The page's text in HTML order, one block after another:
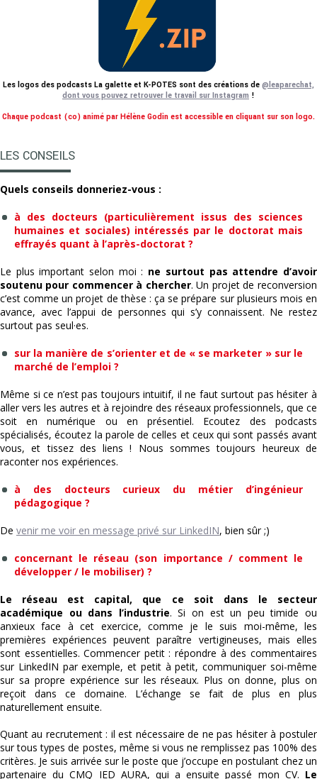
Les logos des podcasts La galette et K-POTES sont des créations de @leaparechat,
dont vous pouvez retrouver le travail sur Instagram !
Chaque podcast (co) animé par Hélène Godin est accessible en cliquant sur son logo.
LES CONSEILS
Quels conseils donneriez-vous :
à des docteurs (particulièrement issus des sciences
humaines et sociales) intéressés par le doctorat mais
effrayés quant à l’après-doctorat ?
Le plus important selon moi : ne surtout pas attendre d’avoir
soutenu pour commencer à chercher. Un projet de reconversion
c’est comme un projet de thèse : ça se prépare sur plusieurs mois en
avance, avec l’appui de personnes qui s’y connaissent. Ne restez
surtout pas seul·es.
sur la manière de s’orienter et de « se marketer » sur le
marché de l’emploi ?
Même si ce n’est pas toujours intuitif, il ne faut surtout pas hésiter à
aller vers les autres et à rejoindre des réseaux professionnels, que ce
soit en numérique ou en présentiel. Ecoutez des podcasts
spécialisés, écoutez la parole de celles et ceux qui sont passés avant
vous, et tissez des liens ! Nous sommes toujours heureux de
raconter nos expériences.
à des docteurs curieux du métier d’ingénieur
pédagogique ?
De venir me voir en message privé sur LinkedIN, bien sûr ;)
concernant le réseau (son importance / comment le
développer / le mobiliser) ?
Le réseau est capital, que ce soit dans le secteur
académique ou dans l’industrie. Si on est un peu timide ou
anxieux face à cet exercice, comme je le suis moi-même, les
premières expériences peuvent paraître vertigineuses, mais elles
sont essentielles. Commencer petit : répondre à des commentaires
sur LinkedIN par exemple, et petit à petit, communiquer soi-même
sur sa propre expérience sur les réseaux. Plus on donne, plus on
reçoit dans ce domaine. L’échange se fait de plus en plus
naturellement ensuite.
Quant au recrutement : il est nécessaire de ne pas hésiter à postuler
sur tous types de postes, même si vous ne remplissez pas 100% des
critères. Je suis arrivée sur le poste que j’occupe en postulant chez un
partenaire du CMQ IED AURA, qui a ensuite passé mon CV. Le